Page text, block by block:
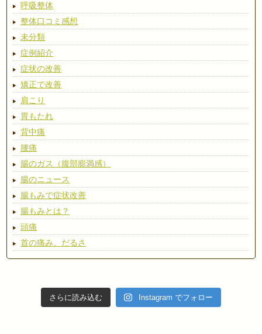
呼吸整体
整体口コミ感想
未分類
症例紹介
症状の改善
矯正で改善
肩こり
胃もたれ
背中痛
腰痛
腸のガス（腹部膨満感）
腸のニュース
腸もみで症状改善
腸もみとは？
頭痛
首の痛み、だるさ
さらに読み込む Instagram でフォロー